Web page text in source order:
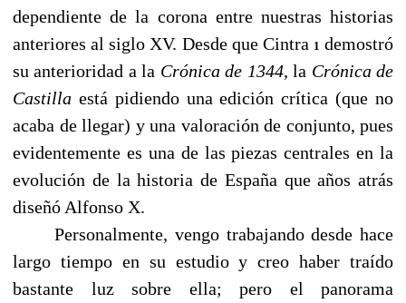
dependiente de la corona entre nuestras historias
anteriores al siglo XV. Desde que Cintra 1 demostró
su anterioridad a la Crónica de 1344,la Crónica de
Castilla está pidiendo una edición crítica (que no
acaba de llegar) y una valoración de conjunto, pues
evidentemente es una de las piezas centrales en la
evolución de la historia de España que años atrás
diseñó Alfonso X.
Personalmente, vengo trabajando desde hace
largo tiempo en su estudio y creo haber traído
bastante luz sobre ella; pero el panorama